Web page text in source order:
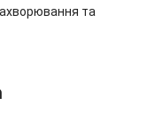
та